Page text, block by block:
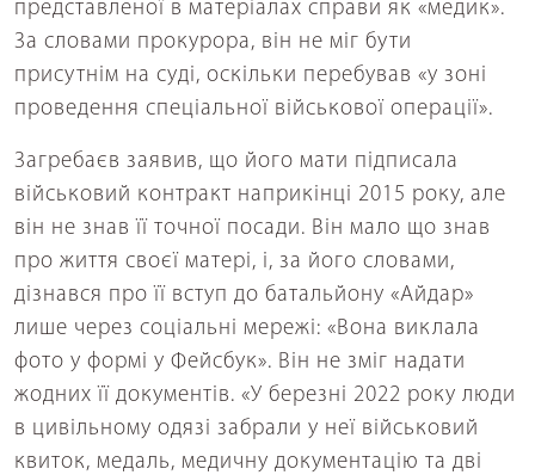
представленої в матеріалах справи як «медик».
За словами прокурора, він не міг бути
присутнім на суді, оскільки перебував «у зоні
проведення спеціальної військової операції».
Загребаєв заявив, що його мати підписала
військовий контракт наприкінці 2015 року, але
він не знав її точної посади. Він мало що знав
про життя своєї матері, і, за його словами,
дізнався про її вступ до батальйону «Айдар»
лише через соціальні мережі: «Вона виклала
фото у формі у Фейсбук». Він не зміг надати
жодних її документів. «У березні 2022 року люди
в цивільному одязі забрали у неї військовий
квиток, медаль, медичну документацію та дві